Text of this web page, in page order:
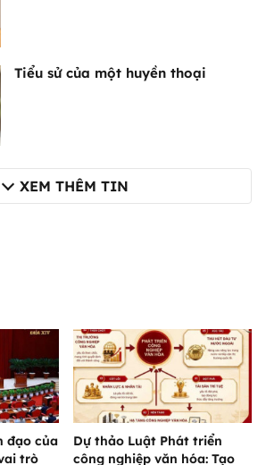
Tiểu sử của một huyền thoại
XEM THÊM TIN
đạo của
trò
Dự thảo Luật Phát triển
công nghiệp văn hóa: Tạo